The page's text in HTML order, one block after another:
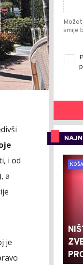
i od
a
je
smije